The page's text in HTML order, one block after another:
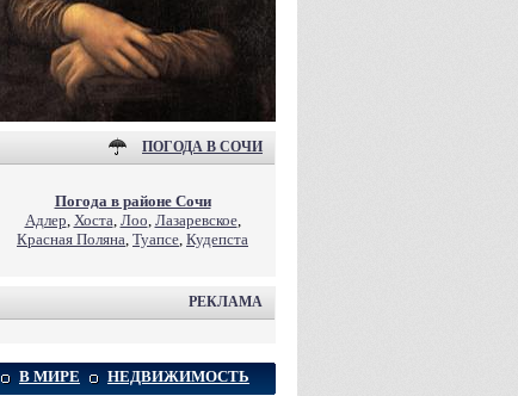
ПОГОДА В СОЧИ
Погода в районе Сочи
Адлер, Хоста, Лоо, Лазаревское,
Красная Поляна, Туапсе, Кудепста
РЕКЛАМА
В МИРЕ НЕДВИЖИМОСТЬ